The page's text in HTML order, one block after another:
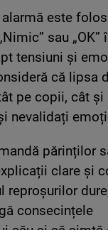
este
sau
tensiuni și
că lipsa
pe copii, cât și
nevalidați
părinților
clare și
reproșurilor
consecințele